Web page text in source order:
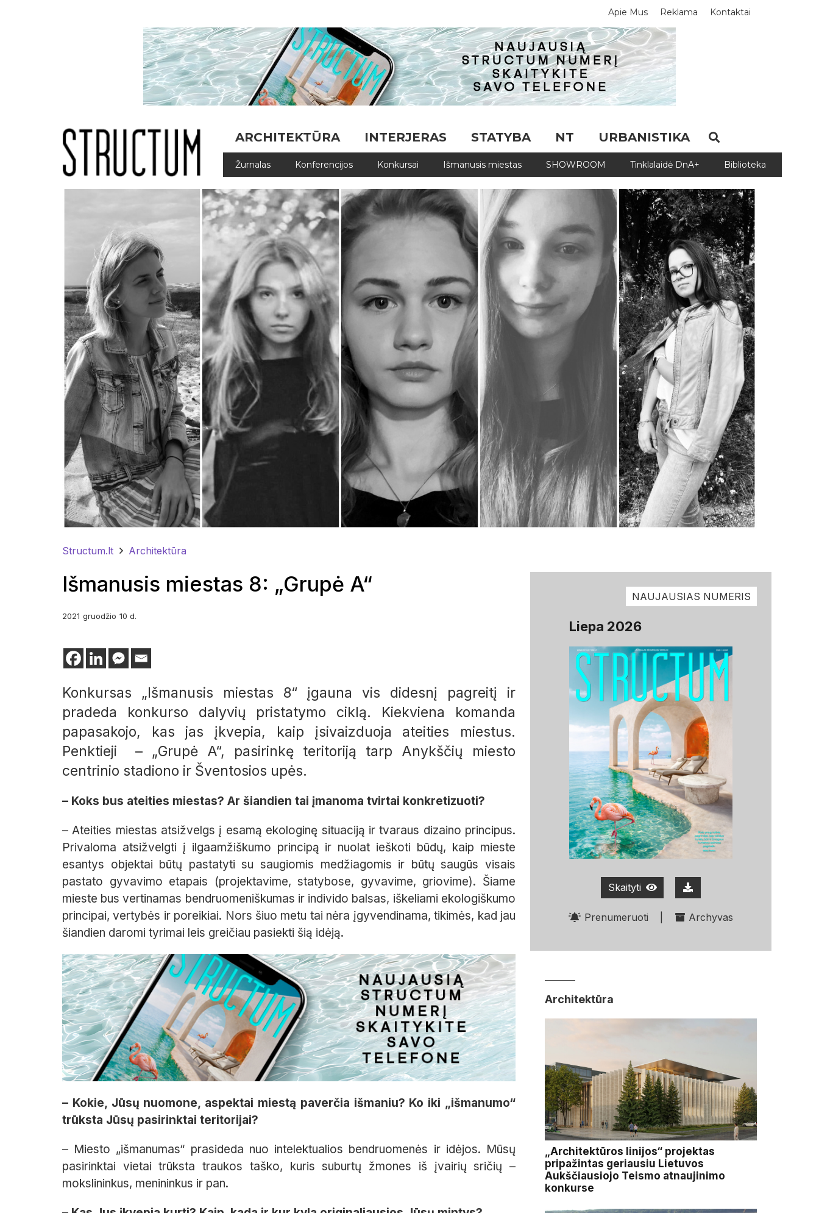
Apie Mus Reklama Kontaktai
ARCHITEKTŪRA INTERJERAS STATYBA NT URBANISTIKA
Žurnalas Konferencijos Konkursai Išmanusis miestas SHOWROOM Tinklalaidė DnA+ Biblioteka
Structum.lt Architektūra
Išmanusis miestas 8: „Grupė A“
2021 gruodžio 10 d.
Konkursas „Išmanusis miestas 8“ įgauna vis didesnį pagreitį ir
pradeda konkurso dalyvių pristatymo ciklą. Kiekviena komanda
papasakojo, kas jas įkvepia, kaip įsivaizduoja ateities miestus.
Penktieji – „Grupė A“, pasirinkę teritoriją tarp Anykščių miesto
centrinio stadiono ir Šventosios upės.
– Koks bus ateities miestas? Ar šiandien tai įmanoma tvirtai konkretizuoti?
– Ateities miestas atsižvelgs į esamą ekologinę situaciją ir tvaraus dizaino principus.
Privaloma atsižvelgti į ilgaamžiškumo principą ir nuolat ieškoti būdų, kaip mieste
esantys objektai būtų pastatyti su saugiomis medžiagomis ir būtų saugūs visais
pastato gyvavimo etapais (projektavime, statybose, gyvavime, griovime). Šiame
mieste bus vertinamas bendruomeniškumas ir individo balsas, iškeliami ekologiškumo
principai, vertybės ir poreikiai. Nors šiuo metu tai nėra įgyvendinama, tikimės, kad jau
šiandien daromi tyrimai leis greičiau pasiekti šią idėją.
– Kokie, Jūsų nuomone, aspektai miestą paverčia išmaniu? Ko iki „išmanumo“
trūksta Jūsų pasirinktai teritorijai?
– Miesto „išmanumas“ prasideda nuo intelektualios bendruomenės ir idėjos. Mūsų
pasirinktai vietai trūksta traukos taško, kuris suburtų žmones iš įvairių sričių –
mokslininkus, menininkus ir pan.
NAUJAUSIAS NUMERIS
Liepa 2026
Skaityti
Prenumeruoti Archyvas
Architektūra
„Architektūros linijos“ projektas
pripažintas geriausiu Lietuvos
Aukščiausiojo Teismo atnaujinimo
konkurse